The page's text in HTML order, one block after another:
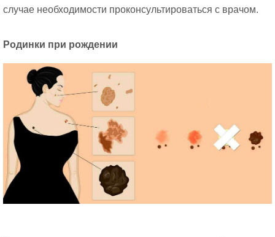
случае необходимости проконсультироваться с врачом.
Родинки при рождении